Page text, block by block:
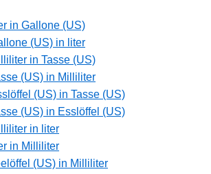
in Gallone (US)
(US) in liter
in Tasse (US)
(US) in Milliliter
(US) in Tasse (US)
(US) in Esslöffel (US)
in liter
in Milliliter
(US) in Milliliter